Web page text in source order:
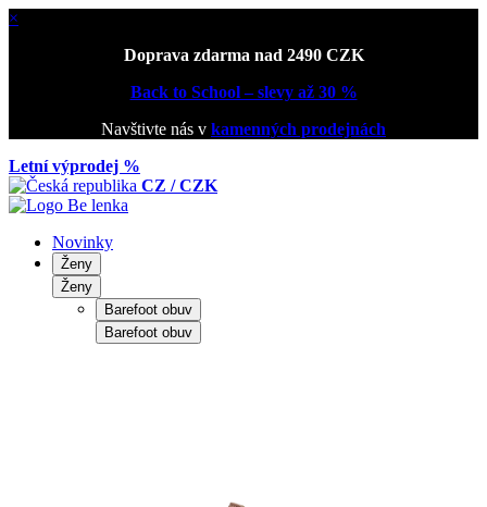
×
Doprava zdarma nad 2490 CZK
Back to School – slevy až 30 %
Navštivte nás v kamenných prodejnách
Letní výprodej %
CZ / CZK
Novinky
Ženy
Ženy
Barefoot obuv
Barefoot obuv